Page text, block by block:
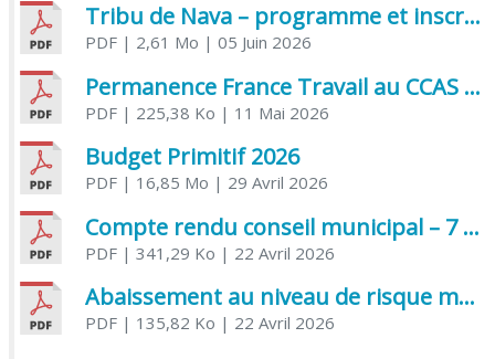
Tribu de Nava – programme et inscriptions été 2026
PDF| 2,61 Mo | 05 Juin 2026
Permanence France Travail au CCAS de Saujon Juin 2026
PDF| 225,38 Ko | 11 Mai 2026
Budget Primitif 2026
PDF| 16,85 Mo | 29 Avril 2026
Compte rendu conseil municipal – 7 avril 2026
PDF| 341,29 Ko | 22 Avril 2026
Abaissement au niveau de risque modéré de l’Influenza aviaire
PDF| 135,82 Ko | 22 Avril 2026